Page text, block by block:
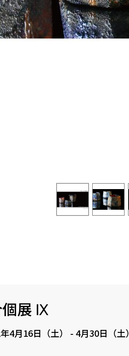
個展 Ⅸ
4月16日（土） - 4月30日（土）